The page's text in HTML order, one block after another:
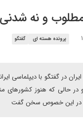
پرونده هسته ای گفتگو
در گفتگو با دیپلماسی
حالی که هنوز کشورهای
در این خصوص سخن گفت